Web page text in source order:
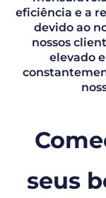
eficiência e a
devido ao
nossos
elevado
seus